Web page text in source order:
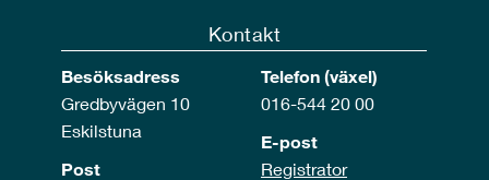
Kontakt
Besöksadress
Gredbyvägen 10
Eskilstuna
Post
Telefon (växel)
016-544 20 00
E-post
Registrator